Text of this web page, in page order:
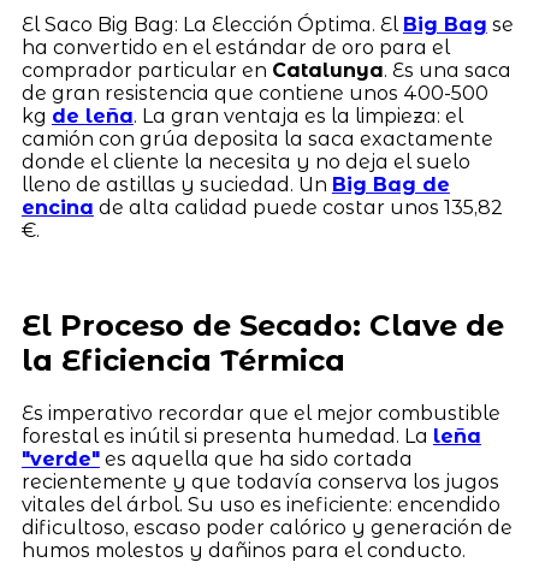
El Saco Big Bag: La Elección Óptima. El Big Bag se
ha convertido en el estándar de oro para el
comprador particular en Catalunya. Es una saca
de gran resistencia que contiene unos 400-500
kg de leña. La gran ventaja es la limpieza: el
camión con grúa deposita la saca exactamente
donde el cliente la necesita y no deja el suelo
lleno de astillas y suciedad. Un Big Bag de
encina de alta calidad puede costar unos 135,82
€.
El Proceso de Secado: Clave de
la Eficiencia Térmica
Es imperativo recordar que el mejor combustible
forestal es inútil si presenta humedad. La leña
"verde"es aquella que ha sido cortada
recientemente y que todavía conserva los jugos
vitales del árbol. Su uso es ineficiente: encendido
dificultoso, escaso poder calórico y generación de
humos molestos y dañinos para el conducto.